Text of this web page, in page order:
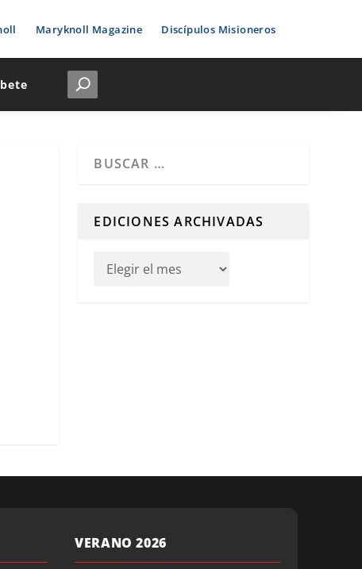
Maryknoll Magazine Discípulos Misioneros
EDICIONES ARCHIVADAS
VERANO 2026